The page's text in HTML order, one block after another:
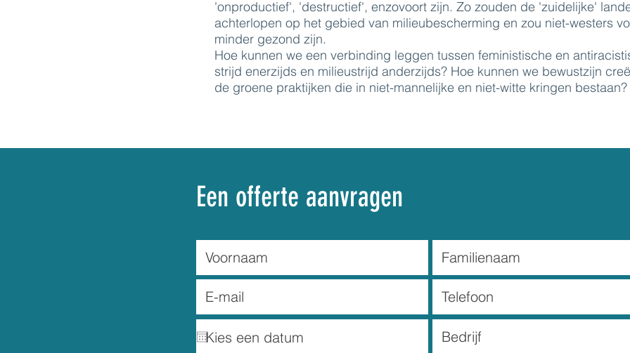
'onproductief', 'destructief', enzovoort zijn. Zo zouden de 'zuidelijke'
achterlopen op het gebied van milieubescherming en zou niet-westers
minder gezond zijn.
Hoe kunnen we een verbinding leggen tussen feministische en
strijd enerzijds en milieustrijd anderzijds? Hoe kunnen we bewustzijn
de groene praktijken die in niet-mannelijke en niet-witte kringen bestaan?
Een offerte aanvragen